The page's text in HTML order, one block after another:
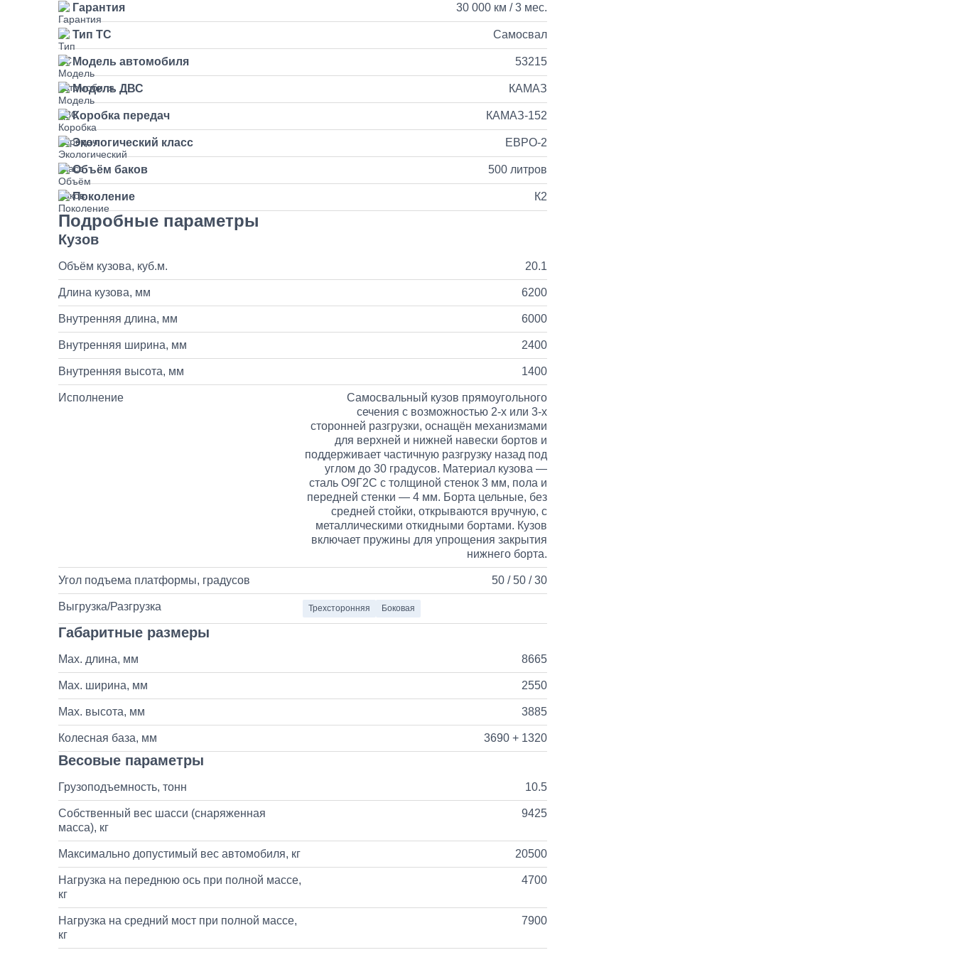
Гарантия 30 000 км / 3 мес.
Тип ТС Самосвал
Модель автомобиля 53215
Модель ДВС КАМАЗ
Коробка передач КАМАЗ-152
Экологический класс ЕВРО-2
Объём баков 500 литров
Поколение К2
Подробные параметры
Кузов
Объём кузова, куб.м. 20.1
Длина кузова, мм 6200
Внутренняя длина, мм 6000
Внутренняя ширина, мм 2400
Внутренняя высота, мм 1400
Исполнение
Самосвальный кузов прямоугольного
сечения с возможностью 2-х или 3-х
сторонней разгрузки, оснащён механизмами
для верхней и нижней навески бортов и
поддерживает частичную разгрузку назад под
углом до 30 градусов. Материал кузова —
сталь О9Г2С с толщиной стенок 3 мм, пола и
передней стенки — 4 мм. Борта цельные, без
средней стойки, открываются вручную, с
металлическими откидными бортами. Кузов
включает пружины для упрощения закрытия
нижнего борта.
Угол подъема платформы, градусов 50 / 50 / 30
Выгрузка/Разгрузка Трехсторонняя Боковая
Габаритные размеры
Max. длина, мм 8665
Max. ширина, мм 2550
Max. высота, мм 3885
Колесная база, мм 3690 + 1320
Весовые параметры
Грузоподъемность, тонн 10.5
Собственный вес шасси (снаряженная
масса), кг
9425
Максимально допустимый вес автомобиля, кг 20500
Нагрузка на переднюю ось при полной массе,
кг
4700
Нагрузка на средний мост при полной массе,
кг
7900